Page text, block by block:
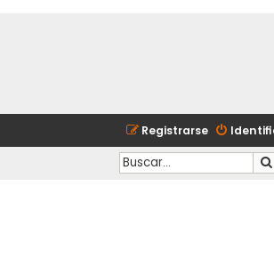
Registrarse